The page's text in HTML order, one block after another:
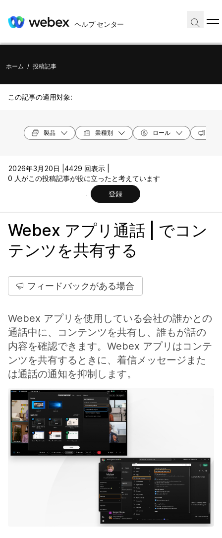
ヘルプ センター
ホーム / 投稿記事
この記事の適用対象:
製品 業種別 ロール
2026年3月20日 | 4429 回表示 |
0 人がこの投稿記事が役に立ったと考えています
登録
Webex アプリ通話 | でコン
テンツを共有する
フィードバックがある場合
Webex アプリを使用している会社の誰かとの
通話中に、コンテンツを共有し、誰もが話の
内容を確認できます。Webex アプリはコンテ
ンツを共有するときに、着信メッセージまた
は通話の通知を抑制します。